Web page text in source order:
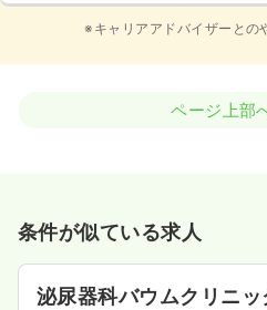
※キャリアアドバイザーとの
ページ上部
条件が似ている求人
泌尿器科バウムクリニッ